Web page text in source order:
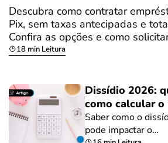
Descubra como contratar
Pix, sem taxas antecipadas e
Confira as opções e como
18 min Leitura
Dissídio 2026:
como calcular
Saber como o
pode impactar o…